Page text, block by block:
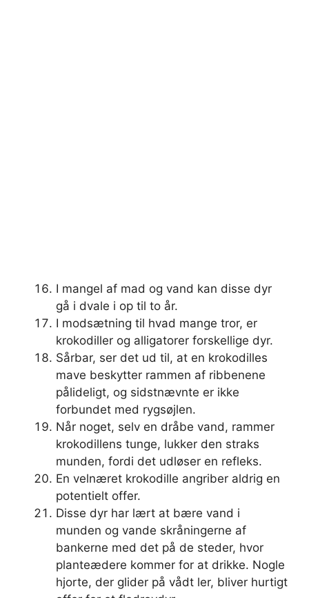
I mangel af mad og vand kan disse dyr
gå i dvale i op til to år.
I modsætning til hvad mange tror, ​​er
krokodiller og alligatorer forskellige dyr.
Sårbar, ser det ud til, at en krokodilles
mave beskytter rammen af ​​ribbenene
pålideligt, og sidstnævnte er ikke
forbundet med rygsøjlen.
Når noget, selv en dråbe vand, rammer
krokodillens tunge, lukker den straks
munden, fordi det udløser en refleks.
En velnæret krokodille angriber aldrig en
potentielt offer.
Disse dyr har lært at bære vand i
munden og vande skråningerne af
bankerne med det på de steder, hvor
planteædere kommer for at drikke. Nogle
hjorte, der glider på vådt ler, bliver hurtigt